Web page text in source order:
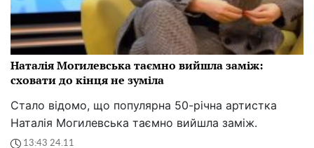
Наталія Могилевська таємно вийшла заміж:
сховати до кінця не зуміла
Стало відомо, що популярна 50-річна артистка
Наталія Могилевська таємно вийшла заміж.
13:43 24.11